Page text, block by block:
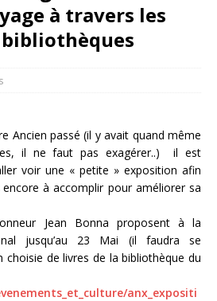
à travers les
Ancien passé (il y avait quand même
il ne faut pas exagérer..) il est
voir une « petite » exposition afin
à accomplir pour améliorer sa
Jean Bonna proposent à la
jusqu’au 23 Mai (il faudra se
choisie de livres de la bibliothèque du
anx_expositi